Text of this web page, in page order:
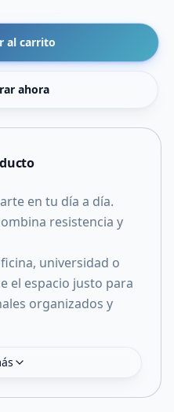
al carrito
ahora
en tu día a día.
resistencia y
universidad o
el espacio justo para
organizados y